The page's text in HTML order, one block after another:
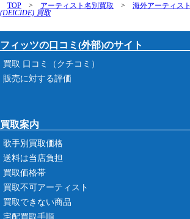
TOP > アーティスト名別買取 > 海外アーティスト
(DEICIDE) 買取
フィッツの口コミ(外部)のサイト
買取 口コミ（クチコミ）
販売に対する評価
買取案内
歌手別買取価格
送料は当店負担
買取価格帯
買取不可アーティスト
買取できない商品
宅配買取手順